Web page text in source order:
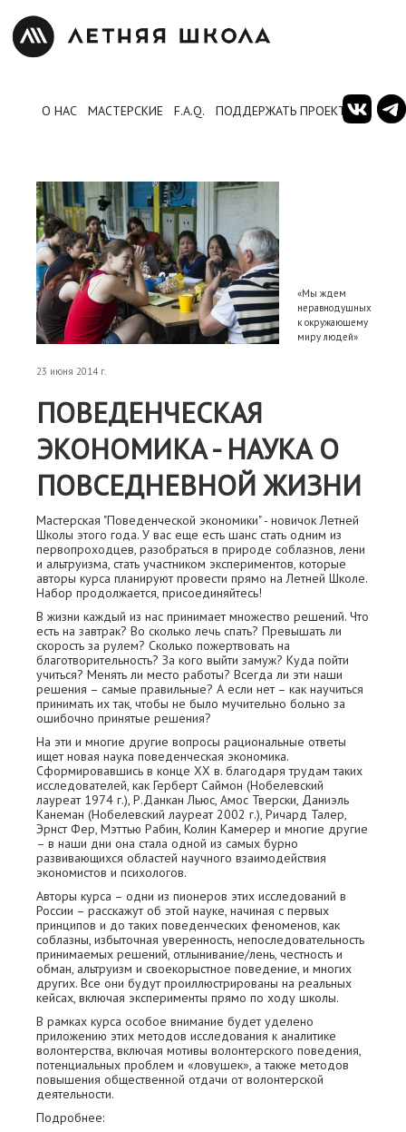
О НАС МАСТЕРСКИЕ F.A.Q. ПОДДЕРЖАТЬ ПРОЕКТ
«Мы ждем
неравнодушных
к окружающему
миру людей»
23 июня 2014 г.
ПОВЕДЕНЧЕСКАЯ
ЭКОНОМИКА - НАУКА О
ПОВСЕДНЕВНОЙ ЖИЗНИ
Мастерская "Поведенческой экономики" - новичок Летней
Школы этого года. У вас еще есть шанс стать одним из
первопроходцев, разобраться в природе соблазнов, лени
и альтруизма, стать участником экспериментов, которые
авторы курса планируют провести прямо на Летней Школе.
Набор продолжается, присоединяйтесь!
В жизни каждый из нас принимает множество решений. Что
есть на завтрак? Во сколько лечь спать? Превышать ли
скорость за рулем? Сколько пожертвовать на
благотворительность? За кого выйти замуж? Куда пойти
учиться? Менять ли место работы? Всегда ли эти наши
решения – самые правильные? А если нет – как научиться
принимать их так, чтобы не было мучительно больно за
ошибочно принятые решения?
На эти и многие другие вопросы рациональные ответы
ищет новая наука поведенческая экономика.
Сформировавшись в конце XX в. благодаря трудам таких
исследователей, как Герберт Саймон (Нобелевский
лауреат 1974 г.), Р.Данкан Льюс, Амос Тверски, Даниэль
Канеман (Нобелевский лауреат 2002 г.), Ричард Талер,
Эрнст Фер, Мэттью Рабин, Колин Камерер и многие другие
– в наши дни она стала одной из самых бурно
развивающихся областей научного взаимодействия
экономистов и психологов.
Авторы курса – одни из пионеров этих исследований в
России – расскажут об этой науке, начиная с первых
принципов и до таких поведенческих феноменов, как
соблазны, избыточная уверенность, непоследовательность
принимаемых решений, отлынивание/лень, честность и
обман, альтруизм и своекорыстное поведение, и многих
других. Все они будут проиллюстрированы на реальных
кейсах, включая эксперименты прямо по ходу школы.
В рамках курса особое внимание будет уделено
приложению этих методов исследования к аналитике
волонтерства, включая мотивы волонтерского поведения,
потенциальных проблем и «ловушек», а также методов
повышения общественной отдачи от волонтерской
деятельности.
Подробнее: